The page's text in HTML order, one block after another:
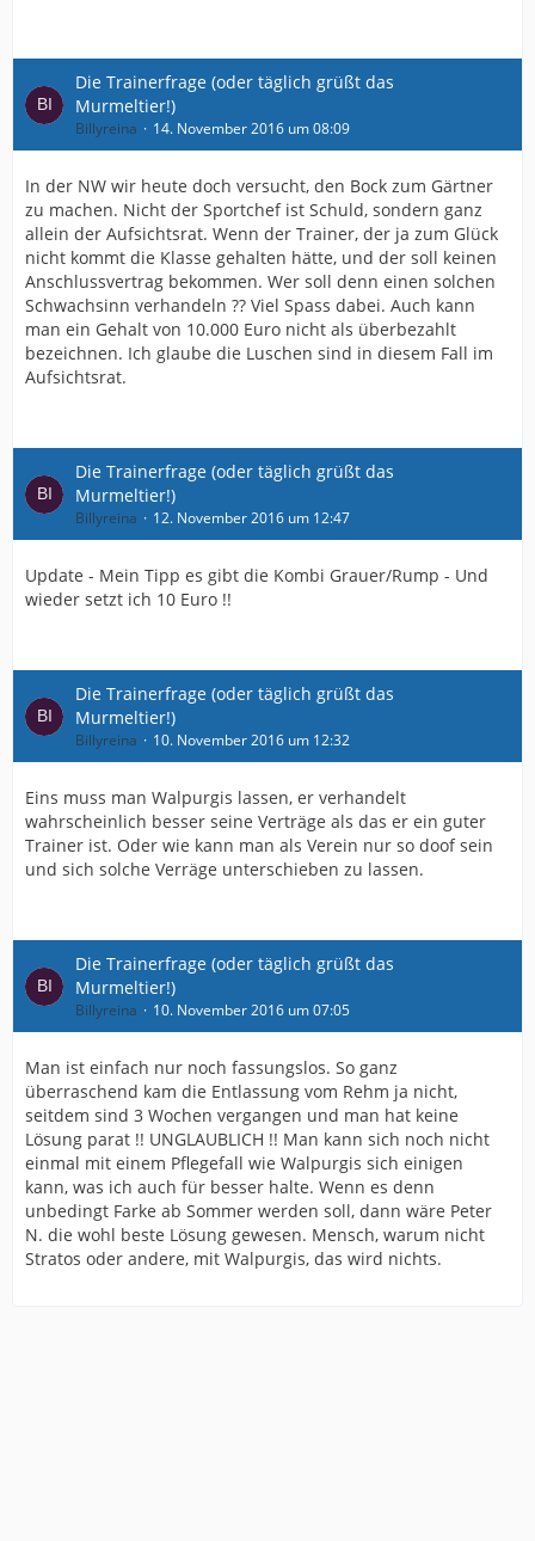
Die Trainerfrage (oder täglich grüßt das
Murmeltier!)
Billyreina 14. November 2016 um 08:09
In der NW wir heute doch versucht, den Bock zum Gärtner
zu machen. Nicht der Sportchef ist Schuld, sondern ganz
allein der Aufsichtsrat. Wenn der Trainer, der ja zum Glück
nicht kommt die Klasse gehalten hätte, und der soll keinen
Anschlussvertrag bekommen. Wer soll denn einen solchen
Schwachsinn verhandeln ?? Viel Spass dabei. Auch kann
man ein Gehalt von 10.000 Euro nicht als überbezahlt
bezeichnen. Ich glaube die Luschen sind in diesem Fall im
Aufsichtsrat.
Die Trainerfrage (oder täglich grüßt das
Murmeltier!)
Billyreina 12. November 2016 um 12:47
Update - Mein Tipp es gibt die Kombi Grauer/Rump - Und
wieder setzt ich 10 Euro !!
Die Trainerfrage (oder täglich grüßt das
Murmeltier!)
Billyreina 10. November 2016 um 12:32
Eins muss man Walpurgis lassen, er verhandelt
wahrscheinlich besser seine Verträge als das er ein guter
Trainer ist. Oder wie kann man als Verein nur so doof sein
und sich solche Verräge unterschieben zu lassen.
Die Trainerfrage (oder täglich grüßt das
Murmeltier!)
Billyreina 10. November 2016 um 07:05
Man ist einfach nur noch fassungslos. So ganz
überraschend kam die Entlassung vom Rehm ja nicht,
seitdem sind 3 Wochen vergangen und man hat keine
Lösung parat !! UNGLAUBLICH !! Man kann sich noch nicht
einmal mit einem Pflegefall wie Walpurgis sich einigen
kann, was ich auch für besser halte. Wenn es denn
unbedingt Farke ab Sommer werden soll, dann wäre Peter
N. die wohl beste Lösung gewesen. Mensch, warum nicht
Stratos oder andere, mit Walpurgis, das wird nichts.